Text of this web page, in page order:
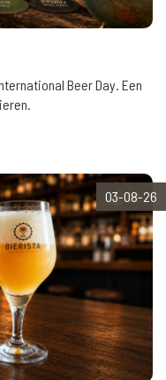
Beer Day. Een
03-08-26